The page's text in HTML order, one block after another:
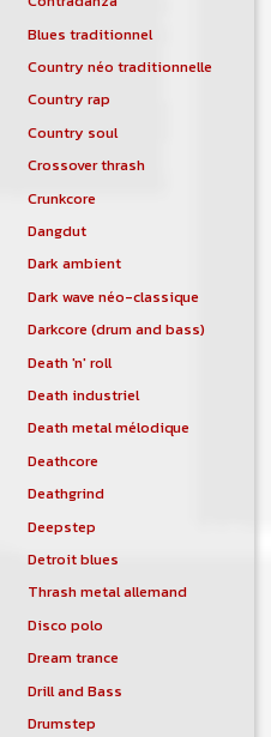
Blues traditionnel
Country néo traditionnelle
Country rap
Country soul
Crossover thrash
Crunkcore
Dangdut
Dark ambient
Dark wave néo-classique
Darkcore (drum and bass)
Death 'n' roll
Death industriel
Death metal mélodique
Deathcore
Deathgrind
Deepstep
Detroit blues
Thrash metal allemand
Disco polo
Dream trance
Drill and Bass
Drumstep